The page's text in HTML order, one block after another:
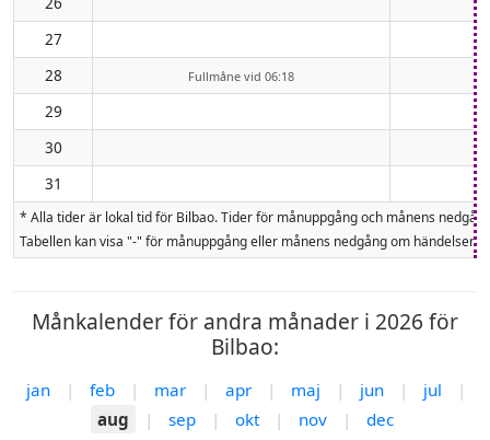
27
28
Fullmåne vid 06:18
29
30
31
* Alla tider är lokal tid för Bilbao. Tider för månuppgång och månens
Tabellen kan visa "-" för månuppgång eller månens nedgång om
Månkalender för andra månader i 2026 för
Bilbao:
jan | feb | mar | apr | maj | jun | jul
|
aug
| sep | okt | nov | dec